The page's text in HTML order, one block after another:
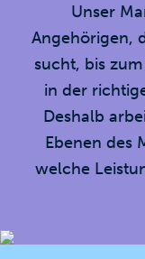
Unser
Angehörigen,
sucht, bis
in der
Deshalb
Ebenen des
welche